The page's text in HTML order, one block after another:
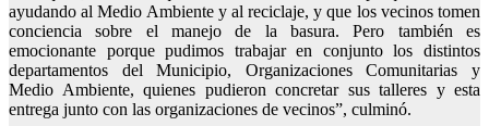
ayudando al Medio Ambiente y al reciclaje, y que los vecinos tomen
conciencia sobre el manejo de la basura. Pero también es
emocionante porque pudimos trabajar en conjunto los distintos
departamentos del Municipio, Organizaciones Comunitarias y
Medio Ambiente, quienes pudieron concretar sus talleres y esta
entrega junto con las organizaciones de vecinos”, culminó.